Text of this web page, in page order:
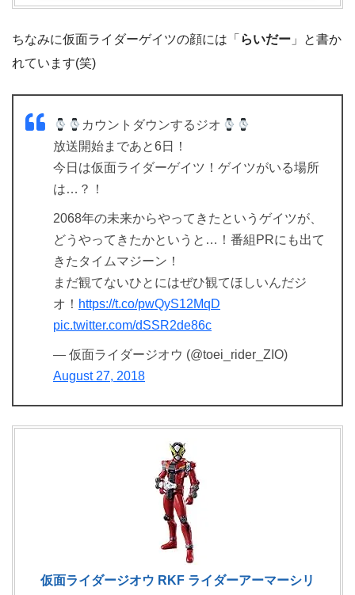
ちなみに仮面ライダーゲイツの顔には「 らいだー 」と書か
れています(笑)
カウントダウンするジオ
放送開始まであと6日！
今日は仮面ライダーゲイツ！ゲイツがいる場所
は…？！
2068年の未来からやってきたというゲイツが、
どうやってきたかというと…！番組PRにも出て
きたタイムマジーン！
まだ観てないひとにはぜひ観てほしいんだジ
オ！ https://t.co/pwQyS12MqD
pic.twitter.com/dSSR2de86c
— 仮面ライダージオウ (@toei_rider_ZIO)
August 27, 2018
仮面ライダージオウ RKF ライダーアーマーシリ